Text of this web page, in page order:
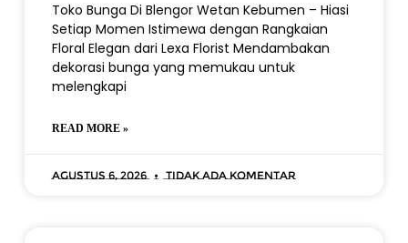
Toko Bunga Di Blengor Wetan Kebumen – Hiasi
Setiap Momen Istimewa dengan Rangkaian
Floral Elegan dari Lexa Florist Mendambakan
dekorasi bunga yang memukau untuk
melengkapi
READ MORE »
Agustus 6, 2026 Tidak ada komentar